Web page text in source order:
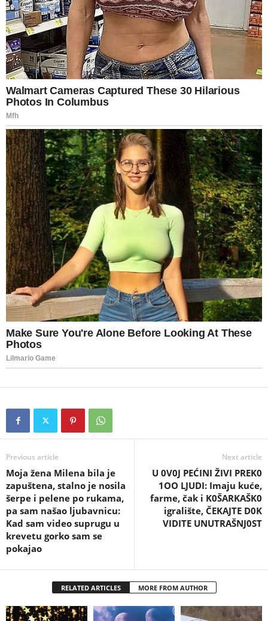
Previous article
Moja žena Milena bila je
zapuštena, stalno je nosila
šerpe i pelene po rukama,
pa sam našao ljubavnicu:
Kad sam video suprugu u
krevetu gorko sam se
pokajao
Next article
U 0V0J PEĆINI ŽIVI PREK0
1OO LJUDI: Imaju kuće,
farme, čak i K0ŠARKAŠK0
igralište, ČEKAJTE D0K
VIDITE UNUTRAŠNJ0ST
RELATED ARTICLES MORE FROM AUTHOR